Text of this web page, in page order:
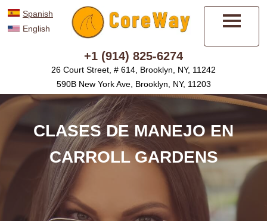
Spanish
English
+1 (914) 825-6274
26 Court Street, # 614, Brooklyn, NY, 11242
590B New York Ave, Brooklyn, NY, 11203
CLASES DE MANEJO EN
CARROLL GARDENS